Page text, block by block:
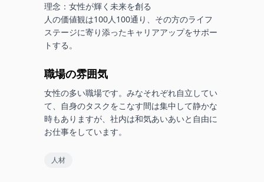
理念：女性が輝く未来を創る
人の価値観は100人100通り、その方のライフ
ステージに寄り添ったキャリアアップをサポー
トする。
職場の雰囲気
女性の多い職場です。みなそれぞれ自立してい
て、自身のタスクをこなす間は集中して静かな
時もありますが、社内は和気あいあいと自由に
お仕事をしています。
人材